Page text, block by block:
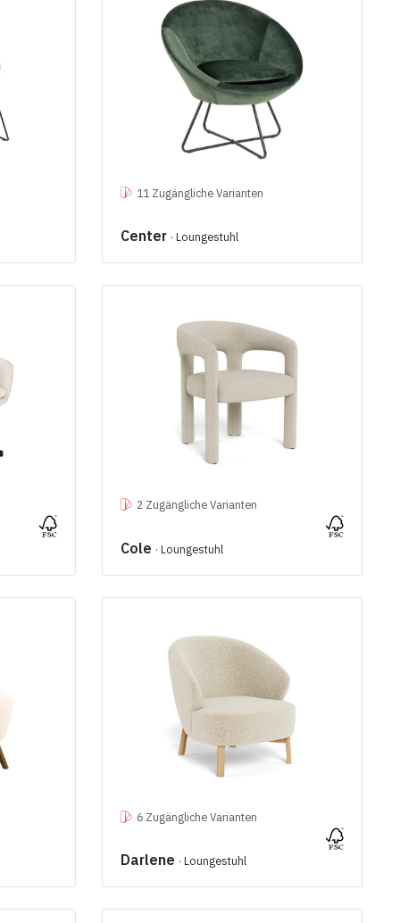
11 Zugängliche Varianten
Center · Loungestuhl
2 Zugängliche Varianten
Cole · Loungestuhl
6 Zugängliche Varianten
Darlene · Loungestuhl